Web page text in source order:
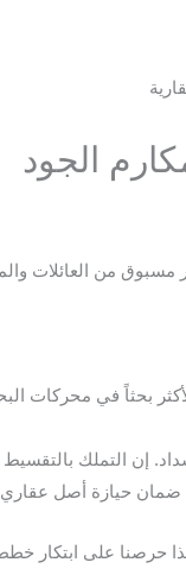
الجود
في عروس البحر الأحمر لعام
بحثاً في محركات
إن التملك
ضمان حيازة أصل
حرصنا على ابتكار